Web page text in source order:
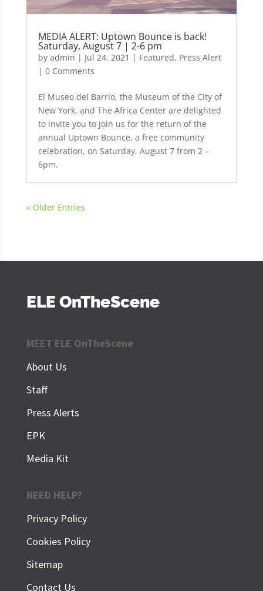
MEDIA ALERT: Uptown Bounce is back!
Saturday, August 7 | 2-6 pm
by admin | Jul 24, 2021 | Featured, Press Alert
| 0 Comments
El Museo del Barrio, the Museum of the City of
New York, and The Africa Center are delighted
to invite you to join us for the return of the
annual Uptown Bounce, a free community
celebration, on Saturday, August 7 from 2 –
6pm.
« Older Entries
ELE OnTheScene
MEET ELE OnTheScene
About Us
Staff
Press Alerts
EPK
Media Kit
NEED HELP?
Privacy Policy
Cookies Policy
Sitemap
Contact Us